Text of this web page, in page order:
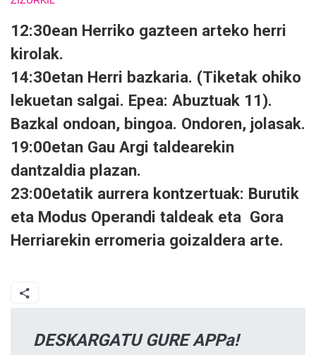
12:30ean Herriko gazteen arteko herri
kirolak.
14:30etan Herri bazkaria. (Tiketak ohiko
lekuetan salgai. Epea: Abuztuak 11).
Bazkal ondoan, bingoa. Ondoren, jolasak.
19:00etan Gau Argi taldearekin
dantzaldia plazan.
23:00etatik aurrera kontzertuak: Burutik
eta Modus Operandi taldeak eta Gora
Herriarekin erromeria goizaldera arte.
DESKARGATU GURE APPa!